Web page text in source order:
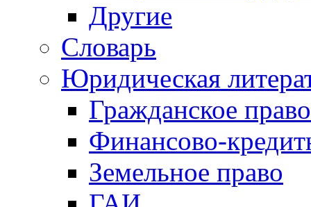
Другие
Словарь
Юридическая
Гражданское право
Финансово-
Земельное право